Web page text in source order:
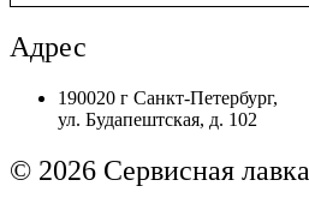
JC66-
01663A
Резиновый
Samsung
2851ND
Адрес
190020 г Санкт-Петербург,
ул. Будапештская, д. 102
© 2026 Сервисная лавка